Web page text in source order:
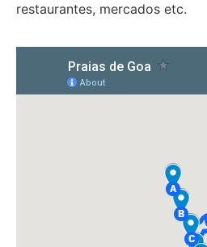
restaurantes, mercados etc.